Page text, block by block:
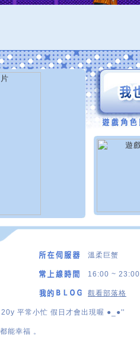
溫柔巨蟹
16:00 ~ 23:00
觀看部落格
平常小忙 假日才會出現喔 ●_●''
能幸福 。